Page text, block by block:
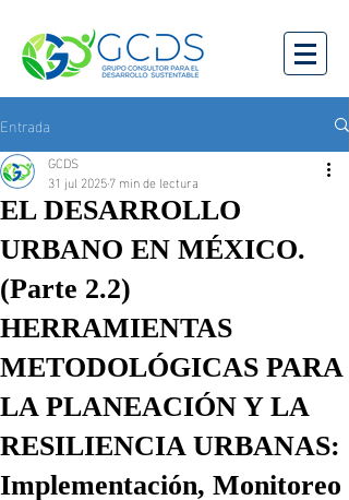
Entrada
EL DESARROLLO
URBANO EN MÉXICO.
(Parte 2.2)
HERRAMIENTAS
METODOLÓGICAS PARA
LA PLANEACIÓN Y LA
RESILIENCIA URBANAS:
Implementación, Monitoreo
GCDS
31 jul 20257 min de lectura